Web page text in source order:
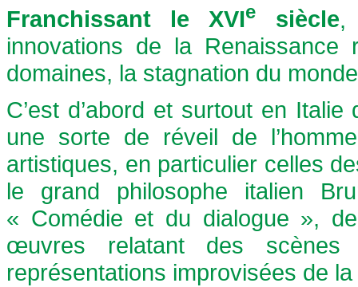
Franchissant le XVIe siècle,
innovations de la
domaines, la stagnation du
C’est d’abord et surtout en
une sorte de réveil de
artistiques, en particulier celles
le grand philosophe italien
« Comédie et du dialogue »,
œuvres relatant des
représentations improvisées de la